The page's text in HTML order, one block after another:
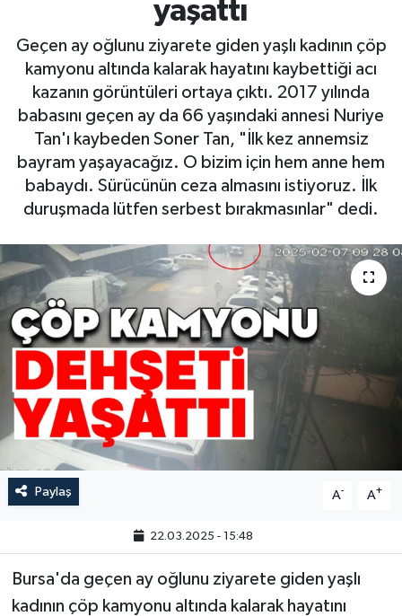
yaşattı
Geçen ay oğlunu ziyarete giden yaşlı kadının çöp
kamyonu altında kalarak hayatını kaybettiği acı
kazanın görüntüleri ortaya çıktı. 2017 yılında
babasını geçen ay da 66 yaşındaki annesi Nuriye
Tan'ı kaybeden Soner Tan, "İlk kez annemsiz
bayram yaşayacağız. O bizim için hem anne hem
babaydı. Sürücünün ceza almasını istiyoruz. İlk
duruşmada lütfen serbest bırakmasınlar" dedi.
Paylaş A- A+
22.03.2025 - 15:48
Bursa'da geçen ay oğlunu ziyarete giden yaşlı
kadının çöp kamyonu altında kalarak hayatını